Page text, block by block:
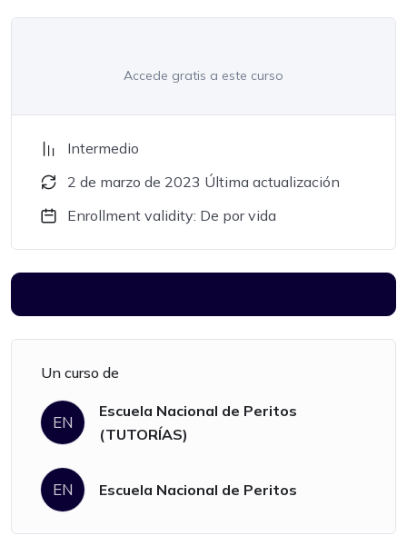
Accede gratis a este curso
Intermedio
2 de marzo de 2023 Última actualización
Enrollment validity: De por vida
Un curso de
EN
Escuela Nacional de Peritos
(TUTORÍAS)
EN Escuela Nacional de Peritos